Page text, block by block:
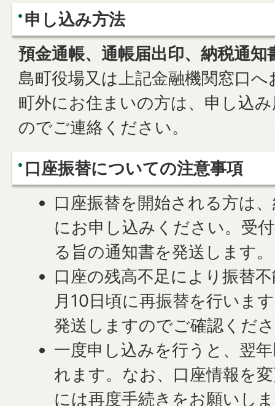
申し込み方法
預金通帳、通帳届出印、納税通知
島町役場又は上記金融機関窓口
町外にお住まいの方は、申し込
のでご連絡ください。
口座振替についての注意事項
口座振替を開始される方は
にお申し込みください。受
る旨の通知書を発送します。
口座の残高不足により振替
月10日頃に再振替を行いま
発送しますのでご確認くだ
一度申し込みを行うと、翌
れます。なお、口座情報を
には再度手続きをお願いし